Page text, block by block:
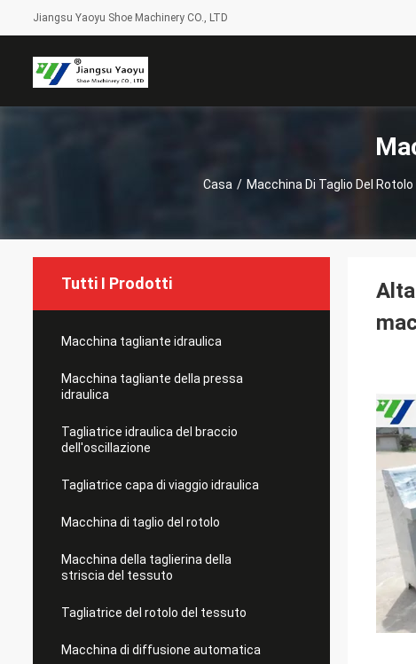
Jiangsu Yaoyu Shoe Machinery CO., LTD
Casa / Macchina Di Taglio Del Rotolo
Tutti I Prodotti
Macchina tagliante idraulica
Macchina tagliante della pressa
idraulica
Tagliatrice idraulica del braccio
dell'oscillazione
Tagliatrice capa di viaggio idraulica
Macchina di taglio del rotolo
Macchina della taglierina della
striscia del tessuto
Tagliatrice del rotolo del tessuto
Macchina di diffusione automatica